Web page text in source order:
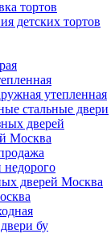
тортов
детских тортов
утепленная
стальные двери
дверей
Москва
недорого
дверей Москва
бу